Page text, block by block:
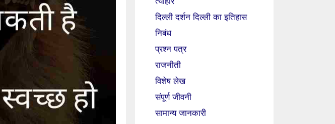
दिल्ली दर्शन दिल्ली का इतिहास
निबंध
प्रश्न पत्र
राजनीती
विशेष लेख
संपूर्ण जीवनी
सामान्य जानकारी